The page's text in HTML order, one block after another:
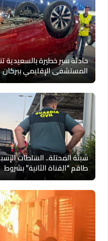
حادثة سير خطيرة بالسعيدية
المستشفى الإقليمي ببركان
سبتة المحتلة.. السلطات
طاقم “القناة الثانية” بشروط